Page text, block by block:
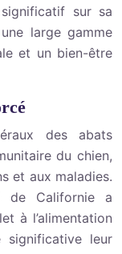
sur sa
large gamme
et un bien-être
des abats
du chien,
et aux maladies.
de Californie a
à l’alimentation
significative leur